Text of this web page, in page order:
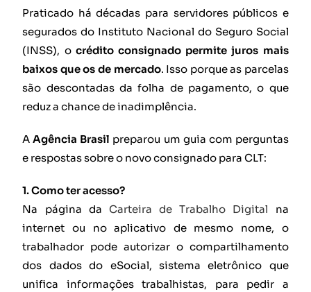
Praticado há décadas para servidores públicos e
segurados do Instituto Nacional do Seguro Social
(INSS), o crédito consignado permite juros mais
baixos que os de mercado. Isso porque as parcelas
são descontadas da folha de pagamento, o que
reduz a chance de inadimplência.
AAgência Brasil preparou um guia com perguntas
e respostas sobre o novo consignado para CLT:
1. Como ter acesso?
Na página da Carteira de Trabalho Digital na
internet ou no aplicativo de mesmo nome, o
trabalhador pode autorizar o compartilhamento
dos dados do eSocial, sistema eletrônico que
unifica informações trabalhistas, para pedir a